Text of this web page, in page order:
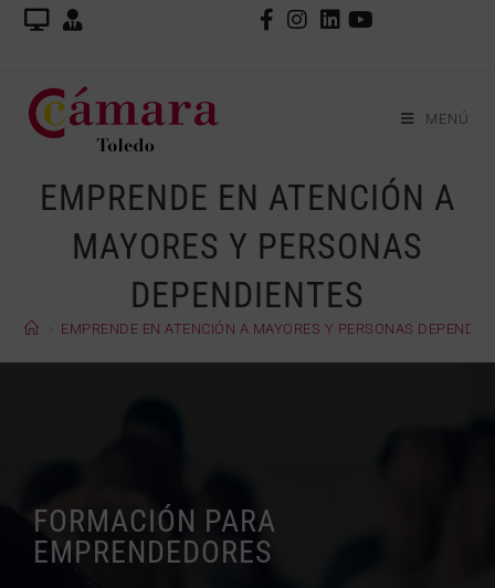
MENÚ
EMPRENDE EN ATENCIÓN A
MAYORES Y PERSONAS
DEPENDIENTES
EMPRENDE EN ATENCIÓN A MAYORES Y PERSONAS
FORMACIÓN PARA
EMPRENDEDORES